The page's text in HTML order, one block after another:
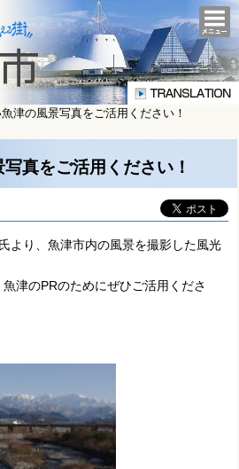
津の風景写真をご活用ください！
真をご活用ください！
より、魚津市内の風景を撮影した風光
津のPRのためにぜひご活用くださ